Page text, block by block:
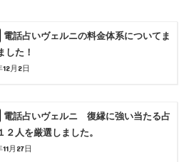
電話占いヴェルニの料金体系についてま
した！
12月2日
電話占いヴェルニ 復縁に強い当たる占
２人を厳選しました。
月27日